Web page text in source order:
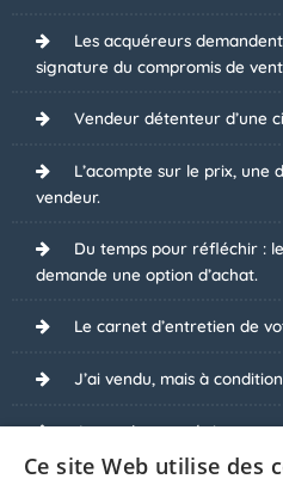
Les acquéreurs
signature du compromis de
Vendeur détenteur d’une
L’acompte sur le prix,
vendeur.
Du temps pour réfléchir :
demande une option d’achat.
Le carnet d’entretien de
J’ai vendu, mais à
Je vends sous régime tva.
Ce site Web utilise des